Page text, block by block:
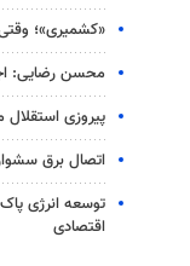
«کشمیری»؛
محسن رضایی:
پیروزی استقلال
اتصال برق
توسعه انرژی
اقتصادی